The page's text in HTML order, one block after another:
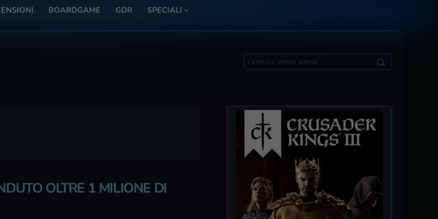
BOARDGAME GDR SPECIALI
Search
for:
OLTRE 1 MILIONE DI